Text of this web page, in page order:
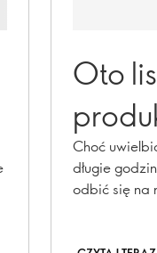
Oto
torbie
Choć
długie
odbić się na